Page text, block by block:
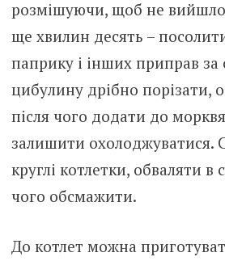
розмішуючи, щоб не
ще хвилин десять –
паприку і інших приправ
цибулину дрібно порізати,
після чого додати до
залишити охолоджуватися.
круглі котлетки, обваляти в
чого обсмажити.
До котлет можна